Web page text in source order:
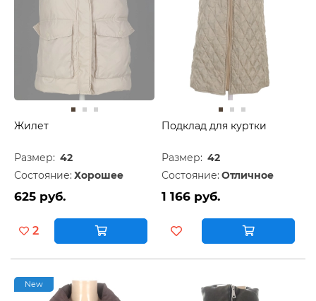
Жилет
Размер: 42
Состояние: Хорошее
625 руб.
2
Подклад для куртки
Размер: 42
Состояние: Отличное
1 166 руб.
New